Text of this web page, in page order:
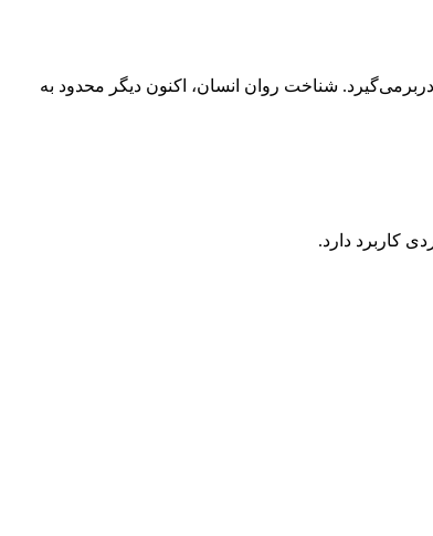
شناخت روان انسان، اکنون دیگر محدود به
کاربرد دارد.